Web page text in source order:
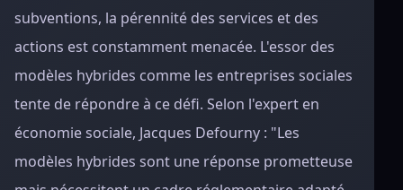
subventions, la pérennité des services et des
actions est constamment menacée. L'essor des
modèles hybrides comme les entreprises sociales
tente de répondre à ce défi. Selon l'expert en
économie sociale, Jacques Defourny : "Les
modèles hybrides sont une réponse prometteuse